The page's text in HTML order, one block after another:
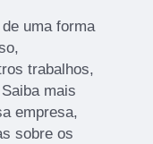
uma forma
trabalhos,
mais
empresa,
sobre os